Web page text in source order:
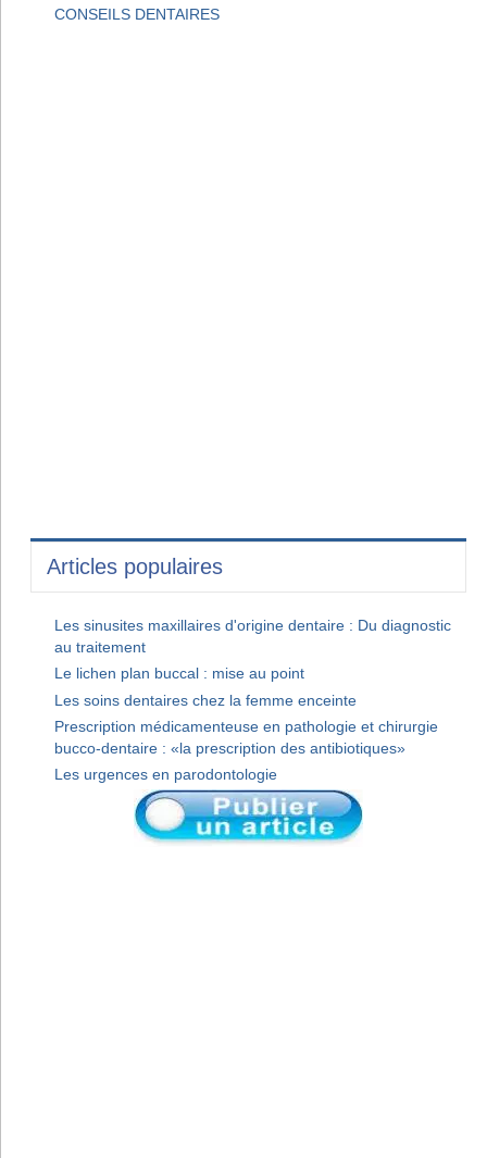
CONSEILS DENTAIRES
Articles populaires
Les sinusites maxillaires d'origine dentaire : Du diagnostic
au traitement
Le lichen plan buccal : mise au point
Les soins dentaires chez la femme enceinte
Prescription médicamenteuse en pathologie et chirurgie
bucco-dentaire : «la prescription des antibiotiques»
Les urgences en parodontologie